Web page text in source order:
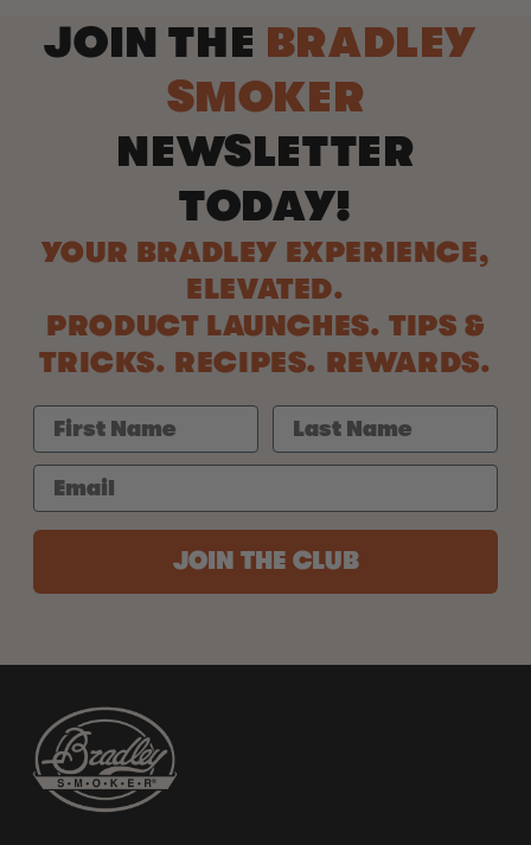
JOIN THE BRADLEY
SMOKER
NEWSLETTER
TODAY!
YOUR BRADLEY EXPERIENCE,
ELEVATED.
PRODUCT LAUNCHES. TIPS &
TRICKS. RECIPES. REWARDS.
JOIN THE CLUB